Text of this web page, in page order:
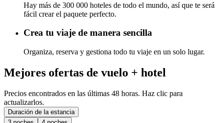
Hay más de 300 000 hoteles de todo el mundo, así que te será
fácil crear el paquete perfecto.
Crea tu viaje de manera sencilla
Organiza, reserva y gestiona todo tu viaje en un solo lugar.
Mejores ofertas de vuelo + hotel
Precios encontrados en las últimas 48 horas. Haz clic para
actualizarlos.
Duración de la estancia